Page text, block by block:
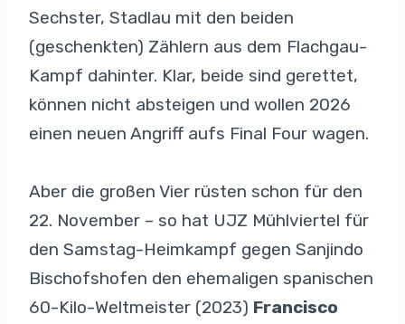
Sechster, Stadlau mit den beiden
(geschenkten) Zählern aus dem Flachgau-
Kampf dahinter. Klar, beide sind gerettet,
können nicht absteigen und wollen 2026
einen neuen Angriff aufs Final Four wagen.
Aber die großen Vier rüsten schon für den
22. November – so hat UJZ Mühlviertel für
den Samstag-Heimkampf gegen Sanjindo
Bischofshofen den ehemaligen spanischen
60-Kilo-Weltmeister (2023) Francisco